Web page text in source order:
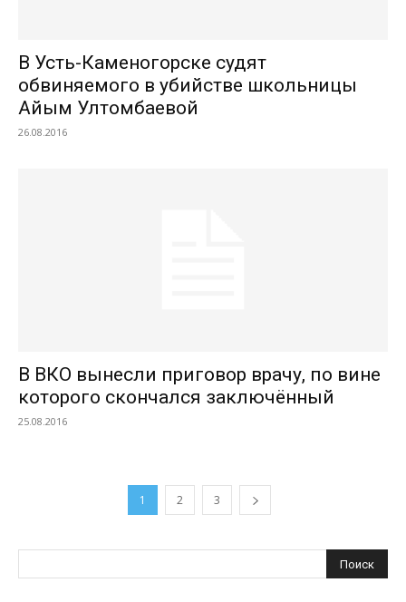
В Усть-Каменогорске судят
обвиняемого в убийстве школьницы
Айым Ултомбаевой
26.08.2016
В ВКО вынесли приговор врачу, по вине
которого скончался заключённый
25.08.2016
1 2 3